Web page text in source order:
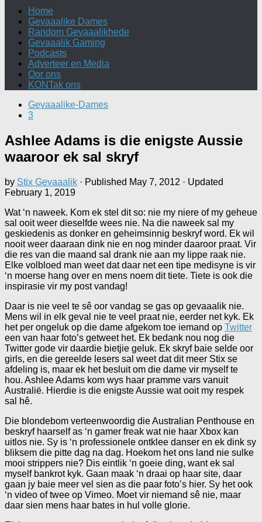
Home
Gevaaalike Dames
Random Gevaaalikhede
Gevaaalik Gaming
Podcasts
Adverteer en Media
Oor ons
KONTak ons
Gevaaalike-Dames
3
Ashlee Adams is die enigste Aussie
waaroor ek sal skryf
by Stix Gevaaalik · Published May 7, 2012 · Updated
February 1, 2019
Wat ‘n naweek. Kom ek stel dit so: nie my niere of my geheue
sal ooit weer dieselfde wees nie. Na die naweek sal my
geskiedenis as donker en geheimsinnig beskryf word. Ek wil
nooit weer daaraan dink nie en nog minder daaroor praat. Vir
die res van die maand sal drank nie aan my lippe raak nie.
Elke volbloed man weet dat daar net een tipe medisyne is vir
‘n moerse hang over en mens noem dit tiete. Tiete is ook die
inspirasie vir my post vandag!
Daar is nie veel te sê oor vandag se gas op gevaaalik nie.
Mens wil in elk geval nie te veel praat nie, eerder net kyk. Ek
het per ongeluk op die dame afgekom toe iemand op Twitter
een van haar foto’s getweet het. Ek bedank nou nog die
Twitter gode vir daardie bietjie geluk. Ek skryf baie selde oor
girls, en die gereelde lesers sal weet dat dit meer Stix se
afdeling is, maar ek het besluit om die dame vir myself te
hou. Ashlee Adams kom wys haar pramme vars vanuit
Australië. Hierdie is die enigste Aussie wat ooit my respek
sal hê.
Die blondebom verteenwoordig die Australian Penthouse en
beskryf haarself as ‘n gamer freak wat nie haar Xbox kan
uitlos nie. Sy is ‘n professionele ontklee danser en ek dink sy
bliksem die pitte dag na dag. Hoekom het ons land nie sulke
mooi strippers nie? Dis eintlik ‘n goeie ding, want ek sal
myself bankrot kyk. Gaan maak ‘n draai op haar site, daar
gaan jy baie meer vel sien as die paar foto’s hier. Sy het ook
‘n video of twee op Vimeo. Moet vir niemand sê nie, maar
daar sien mens haar bates in hul volle glorie.